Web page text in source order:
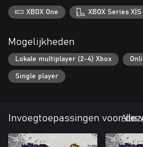
XBOX One XBOX Series X|S
Mogelijkheden
Lokale multiplayer (2-4) Xbox
Single player
Invoegtoepassingen voorAlles